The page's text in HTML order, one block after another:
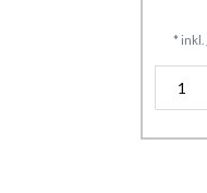
* inkl.